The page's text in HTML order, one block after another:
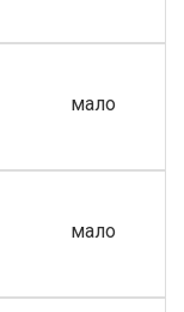
мало
мало